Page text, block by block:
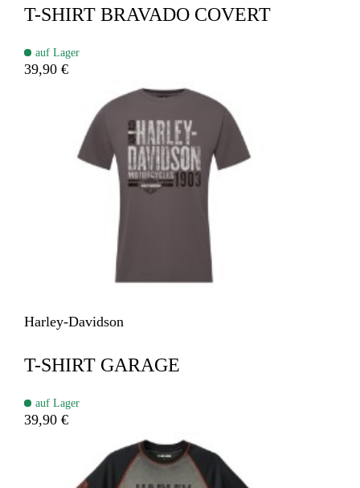
T-SHIRT BRAVADO COVERT
auf Lager
39,90 €
Harley-Davidson
T-SHIRT GARAGE
auf Lager
39,90 €